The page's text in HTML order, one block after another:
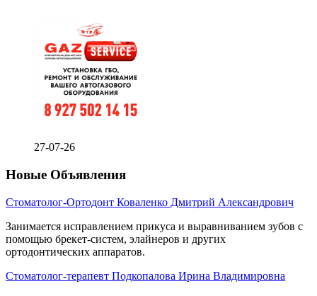
27-07-26
Новые Объявления
Стоматолог-Ортодонт Коваленко Дмитрий Александрович
Занимается исправлением прикуса и выравниванием зубов с
помощью брекет-систем, элайнеров и других
ортодонтических аппаратов.
Стоматолог-терапевт Подкопалова Ирина Владимировна